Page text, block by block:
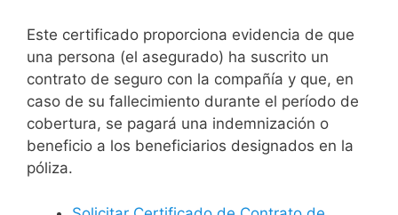
Este certificado proporciona evidencia de que
una persona (el asegurado) ha suscrito un
contrato de seguro con la compañía y que, en
caso de su fallecimiento durante el período de
cobertura, se pagará una indemnización o
beneficio a los beneficiarios designados en la
póliza.